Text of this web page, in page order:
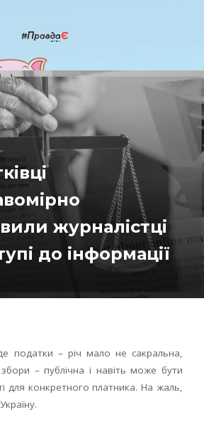
журналістці
до інформації
податки – річ мало не сакральна,
– публічна і навіть може бути
для конкретного платника. На жаль,